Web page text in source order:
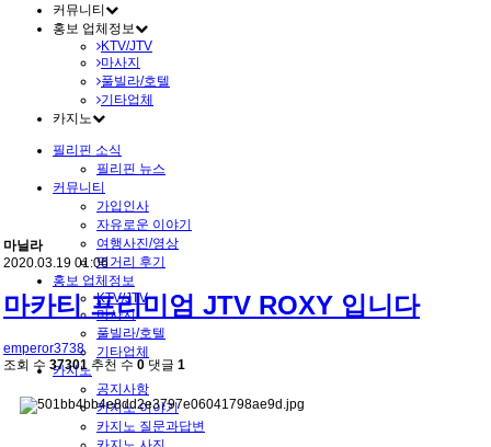
커뮤니티
홍보 업체정보
KTV/JTV
마사지
풀빌라/호텔
기타업체
카지노
필리핀 소식
필리핀 뉴스
커뮤니티
가입인사
자유로운 이야기
여행사진/영상
먹거리 후기
홍보 업체정보
KTV/JTV
마사지
풀빌라/호텔
기타업체
카지노
공지사항
카지노 이야기
카지노 질문과답변
마닐라
2020.03.19 01:06
마카티 프리미엄 JTV ROXY 입니다
emperor3738
조회 수 37301 추천 수 0 댓글 1